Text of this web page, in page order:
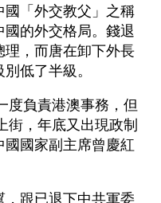
「外交教父」之稱
的外交格局。錢退
，而唐在卸下外長
低了半級。
度負責港澳事務，但
街，年底又出現政制
國家副主席曾慶紅
，跟已退下中共軍委